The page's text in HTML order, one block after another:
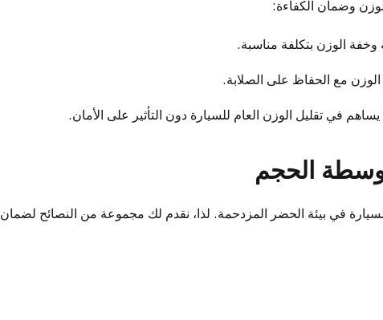
وضمان الكفاءة:
وخفة الوزن بتكلفة مناسبة.
مع الحفاظ على الصلابة.
الحجم
في بيئة الحضر المزدحمة. لذا، نقدم لك مجموعة من النصائح لضمان